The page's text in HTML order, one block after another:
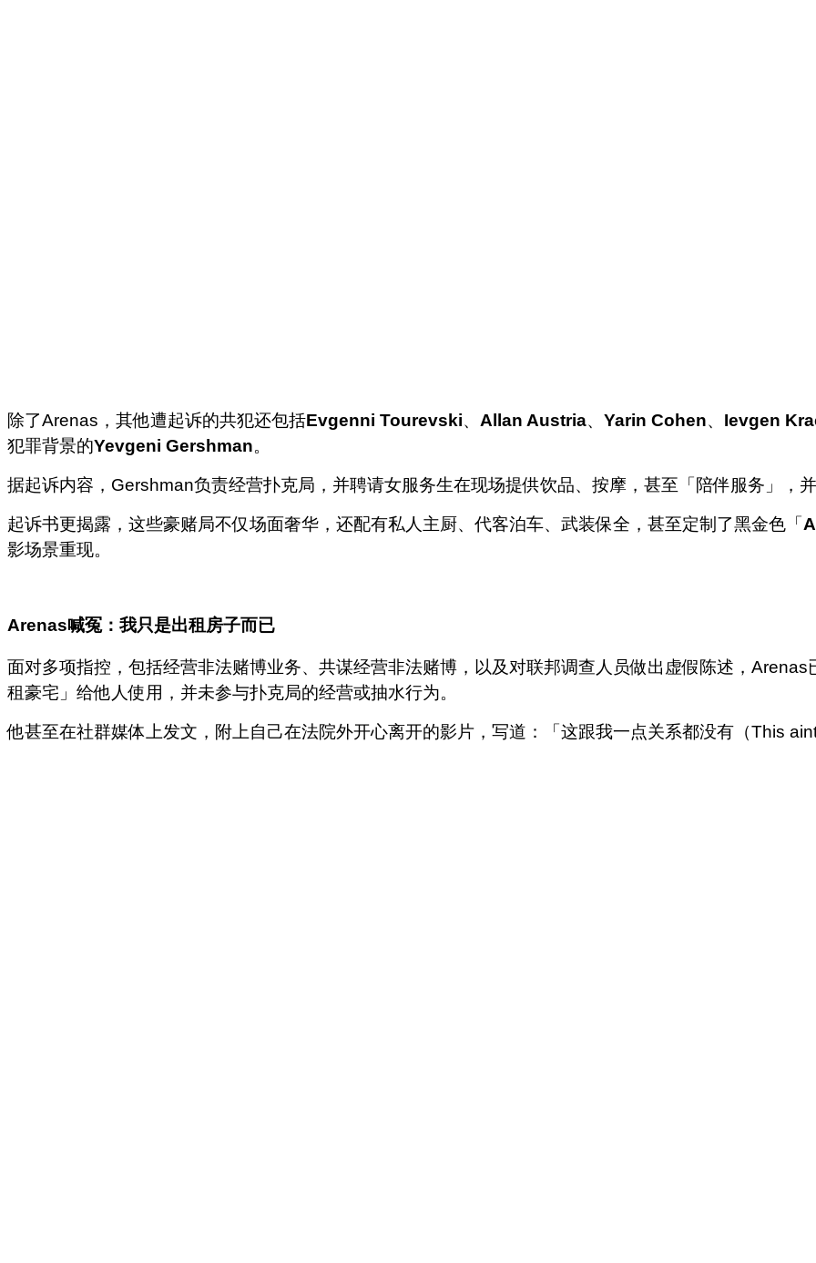
除了Arenas，其他遭起诉的共犯还包括Evgenni Tourevski、 Allan Austria、 Yarin Cohen、 Ievgen
犯罪背景的Yevgeni Gershman。
据起诉内容，Gershman负责经营扑克局，并聘请女服务生在现场提供饮品、按摩，甚至「陪伴服务」，
起诉书更揭露，这些豪赌局不仅场面奢华，还配有私人主厨、代客泊车、武装保全，甚至定制了黑金色「
影场景重现。
Arenas喊冤：我只是出租房子而已
面对多项指控，包括经营非法赌博业务、共谋经营非法赌博，以及对联邦调查人员做出虚假陈述，
租豪宅」给他人使用，并未参与扑克局的经营或抽水行为。
他甚至在社群媒体上发文，附上自己在法院外开心离开的影片，写道：「这跟我一点关系都没有（This